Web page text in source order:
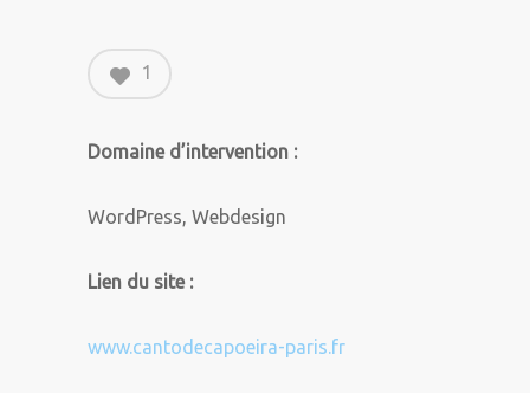
1
Domaine d’intervention :
WordPress, Webdesign
Lien du site :
www.cantodecapoeira-paris.fr